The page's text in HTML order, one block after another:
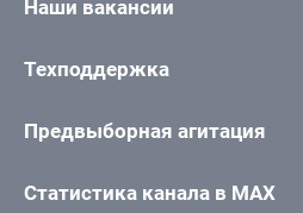
Наши вакансии
Техподдержка
Предвыборная агитация
Статистика канала в MAX